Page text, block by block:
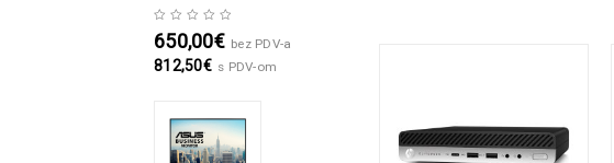
650,00€ bez PDV-a
812,50€ s PDV-om